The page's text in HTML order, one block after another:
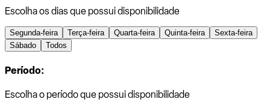
Escolha os dias que possui disponibilidade
Segunda-feira Terça-feira Quarta-feira Quinta-feira
Sexta-feira
Sábado
Todos
Período:
Escolha o período que possui disponibilidade